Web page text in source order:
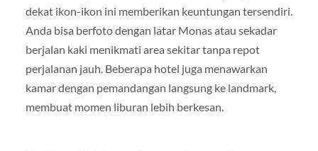
dekat ikon-ikon ini memberikan keuntungan tersendiri.
Anda bisa berfoto dengan latar Monas atau sekadar
berjalan kaki menikmati area sekitar tanpa repot
perjalanan jauh. Beberapa hotel juga menawarkan
kamar dengan pemandangan langsung ke landmark,
membuat momen liburan lebih berkesan.